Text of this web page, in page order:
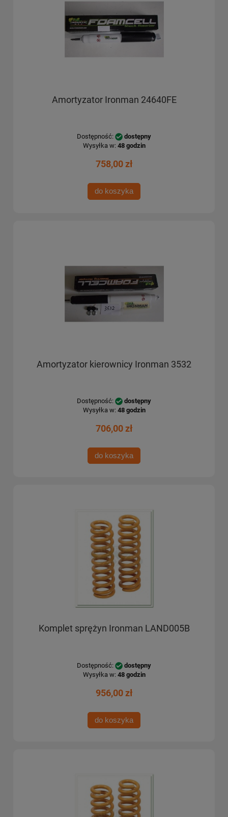
Amortyzator Ironman 24640FE
Dostępność:
dostępny
Wysyłka w: 48 godzin
758,00 zł
do koszyka
Amortyzator kierownicy Ironman 3532
Dostępność:
dostępny
Wysyłka w: 48 godzin
706,00 zł
do koszyka
Komplet sprężyn Ironman LAND005B
Dostępność:
dostępny
Wysyłka w: 48 godzin
956,00 zł
do koszyka